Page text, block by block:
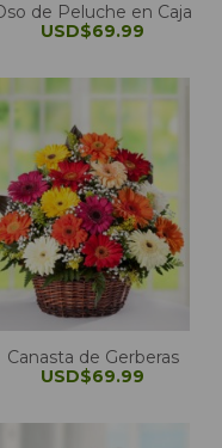
de Peluche en Caja
USD$69.99
Canasta de Gerberas
USD$69.99